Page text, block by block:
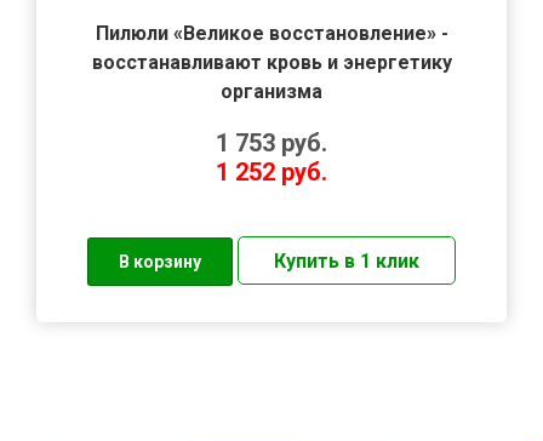
Пилюли «Великое восстановление» -
восстанавливают кровь и энергетику
организма
1 753 руб.
1 252 руб.